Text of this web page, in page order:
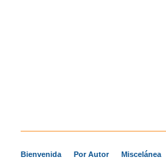
Bienvenida Por Autor Miscelánea